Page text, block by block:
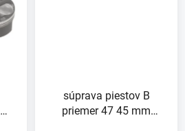
súprava piestov B
priemer 47 45 mm